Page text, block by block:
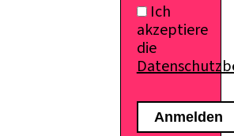
Ich
akzeptiere
die